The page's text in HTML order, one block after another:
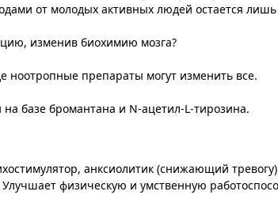
от молодых активных людей остается лишь
изменив биохимию мозга?
ноотропные препараты могут изменить все.
базе бромантана и N-ацетил-L-тирозина.
анксиолитик (снижающий
физическую и умственную